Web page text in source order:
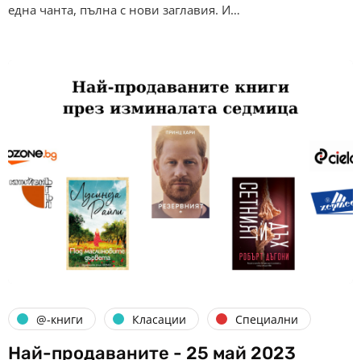
една чанта, пълна с нови заглавия. И…
@-книги Класации Специални
Най-продаваните - 25 май 2023